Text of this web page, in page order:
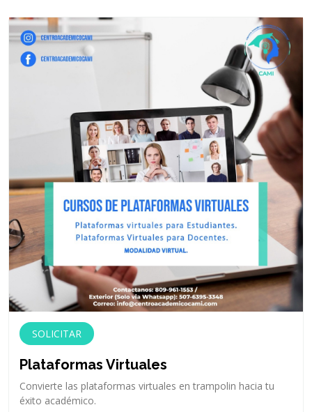
SOLICITAR
Plataformas Virtuales
Convierte las plataformas virtuales en trampolin hacia tu
éxito académico.